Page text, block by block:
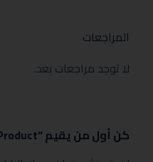
المراجعات
لا توجد مراجعات بعد.
كن أول من يقيم “Product”